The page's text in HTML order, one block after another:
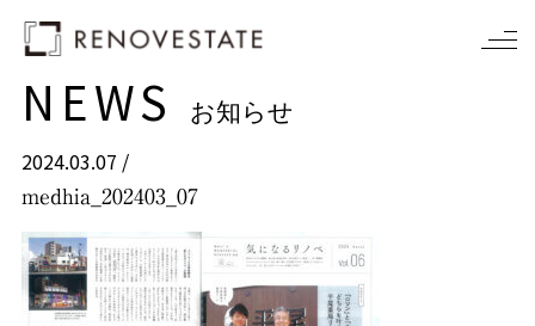
NEWS お知らせ
2024.03.07 /
medhia_202403_07